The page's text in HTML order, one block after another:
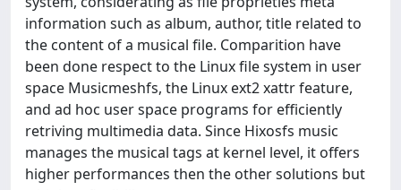
information such as album, author, title related to
the content of a musical file. Comparition have
been done respect to the Linux file system in user
space Musicmeshfs, the Linux ext2 xattr feature,
and ad hoc user space programs for efficiently
retriving multimedia data. Since Hixosfs music
manages the musical tags at kernel level, it offers
higher performances then the other solutions but